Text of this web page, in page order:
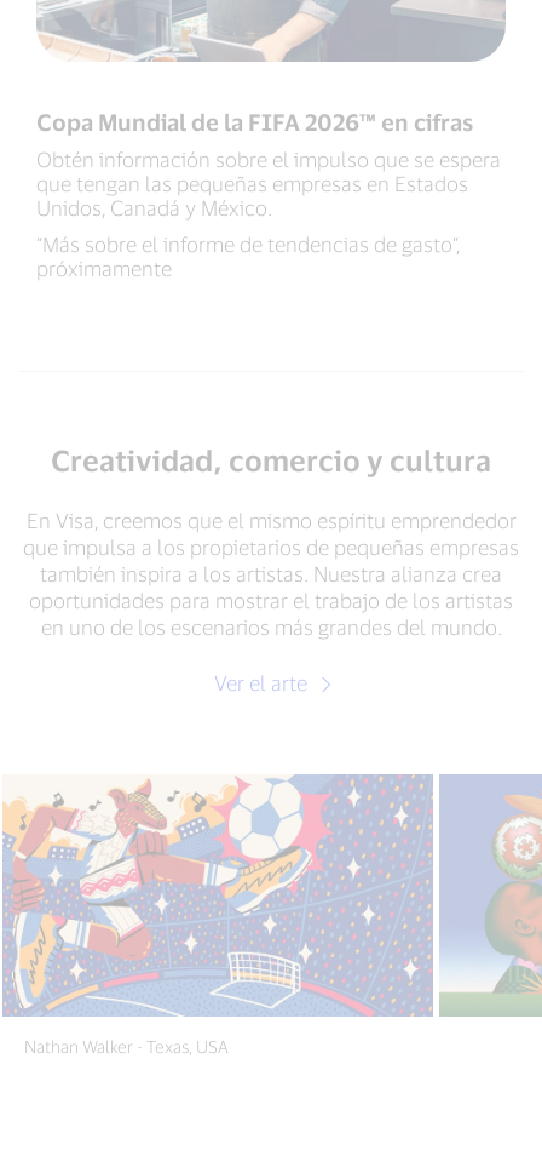
Copa Mundial de la FIFA 2026™ en cifras
Obtén información sobre el impulso que se espera
que tengan las pequeñas empresas en Estados
Unidos, Canadá y México.
“Más sobre el informe de tendencias de gasto”,
próximamente
Creatividad, comercio y cultura
En Visa, creemos que el mismo espíritu emprendedor
que impulsa a los propietarios de pequeñas empresas
también inspira a los artistas. Nuestra alianza crea
oportunidades para mostrar el trabajo de los artistas
en uno de los escenarios más grandes del mundo.
Ver el arte
Nathan Walker - Texas, USA